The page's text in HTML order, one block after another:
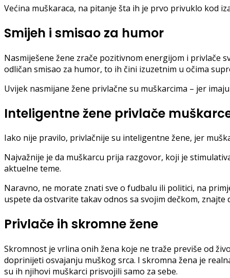
Većina muškaraca, na pitanje šta ih je prvo privuklo kod
Smijeh i smisao za humor
Nasmiješene žene zrače pozitivnom energijom i privlače
odličan smisao za humor, to ih čini izuzetnim u očima
Uvijek nasmijane žene privlačne su muškarcima – jer
Inteligentne žene privlače
Iako nije pravilo, privlačnije su inteligentne žene, jer
Najvažnije je da muškarcu prija razgovor, koji je
aktuelne teme.
Naravno, ne morate znati sve o fudbalu ili politici, na
uspete da ostvarite takav odnos sa svojim dečkom, znajte
Privlače ih skromne žene
Skromnost je vrlina onih žena koje ne traže previše od
doprinijeti osvajanju muškog srca. I skromna žena je
su ih njihovi muškarci prisvojili samo za sebe.